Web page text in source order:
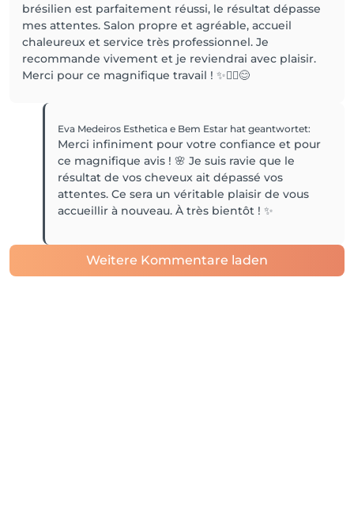
brésilien est parfaitement réussi, le résultat dépasse
mes attentes. Salon propre et agréable, accueil
chaleureux et service très professionnel. Je
recommande vivement et je reviendrai avec plaisir.
Merci pour ce magnifique travail ! ✨💇‍♀️😊
Eva Medeiros Esthetica e Bem Estar hat geantwortet:
Merci infiniment pour votre confiance et pour
ce magnifique avis ! 🌸 Je suis ravie que le
résultat de vos cheveux ait dépassé vos
attentes. Ce sera un véritable plaisir de vous
accueillir à nouveau. À très bientôt ! ✨
Weitere Kommentare laden